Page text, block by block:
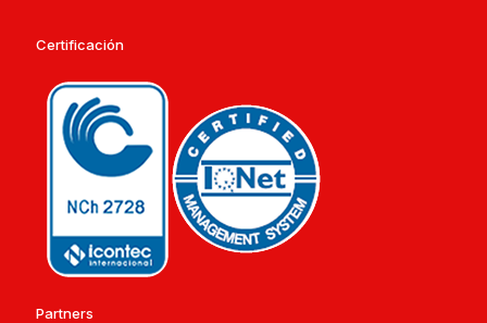
Certificación
Partners